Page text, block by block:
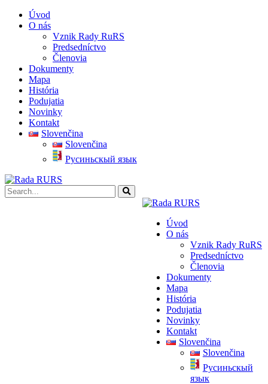
Úvod
O nás
Vznik Rady RuRS
Predsedníctvo
Členovia
Dokumenty
Mapa
História
Podujatia
Novinky
Kontakt
Slovenčina
Slovenčina
Pусиньскый язык
Úvod
O nás
Vznik Rady RuRS
Predsedníctvo
Členovia
Dokumenty
Mapa
História
Podujatia
Novinky
Kontakt
Slovenčina
Slovenčina
Pусиньскый
язык